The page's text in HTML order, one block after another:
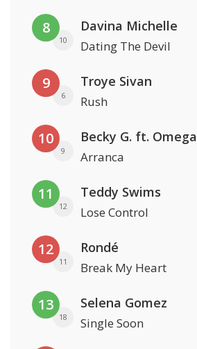
8
10
Davina Michelle
Dating The Devil
9
6
Troye Sivan
Rush
10
9
Becky G. ft. Omega
Arranca
11
12
Teddy Swims
Lose Control
12
11
Rondé
Break My Heart
13
18
Selena Gomez
Single Soon